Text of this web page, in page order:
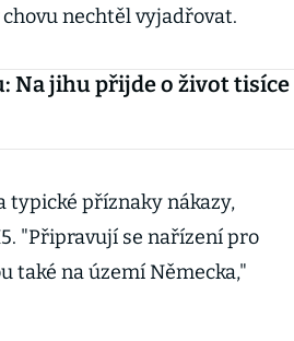
nechtěl vyjadřovat.
Na jihu přijde o život tisíce
typické příznaky nákazy,
"Připravují se nařízení pro
také na území Německa,"